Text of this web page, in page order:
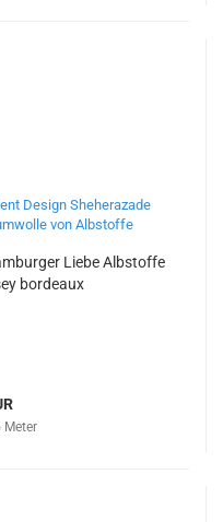
Liebe Albstoffe
bordeaux
Meter